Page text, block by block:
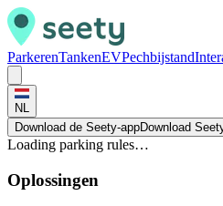
ParkerenTankenEVPechbijstand
NL
Download de Seety-appDownload
Loading parking rules…
Oplossingen